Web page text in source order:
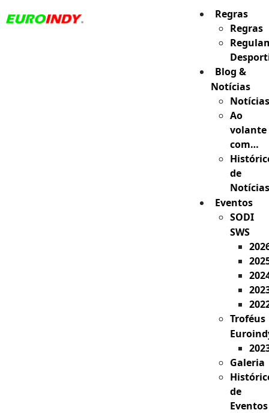
Regras
Regras
Blog &
Notícias
Notícias
Ao
volante
com…
de
Notícias
Eventos
SODI
SWS
Troféus
Galeria
de
Eventos